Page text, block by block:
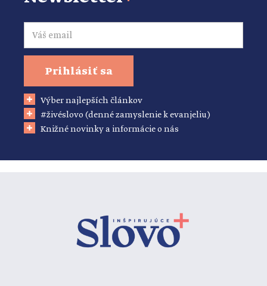
Email
Prihlásiť sa
Výber najlepších článkov
#živéslovo (denné zamyslenie k evanjeliu)
Knižné novinky a informácie o nás